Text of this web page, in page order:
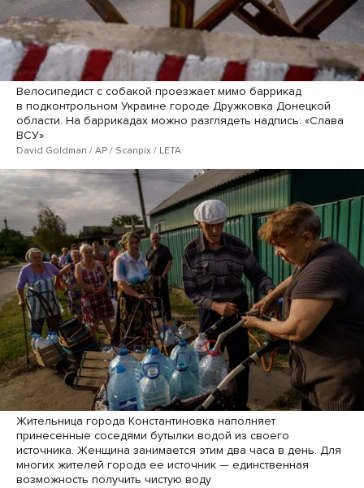
Велосипедист с собакой проезжает мимо баррикад
в подконтрольном Украине городе Дружковка Донецкой
области. На баррикадах можно разглядеть надпись: «Слава
ВСУ»
David Goldman / AP / Scanpix / LETA
Жительница города Константиновка наполняет
принесенные соседями бутылки водой из своего
источника. Женщина занимается этим два часа в день. Для
многих жителей города ее источник — единственная
возможность получить чистую воду